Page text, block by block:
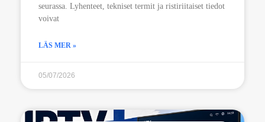
seurassa. Lyhenteet, tekniset termit ja ristiriitaiset tiedot
voivat
LÄS MER »
05/07/2026